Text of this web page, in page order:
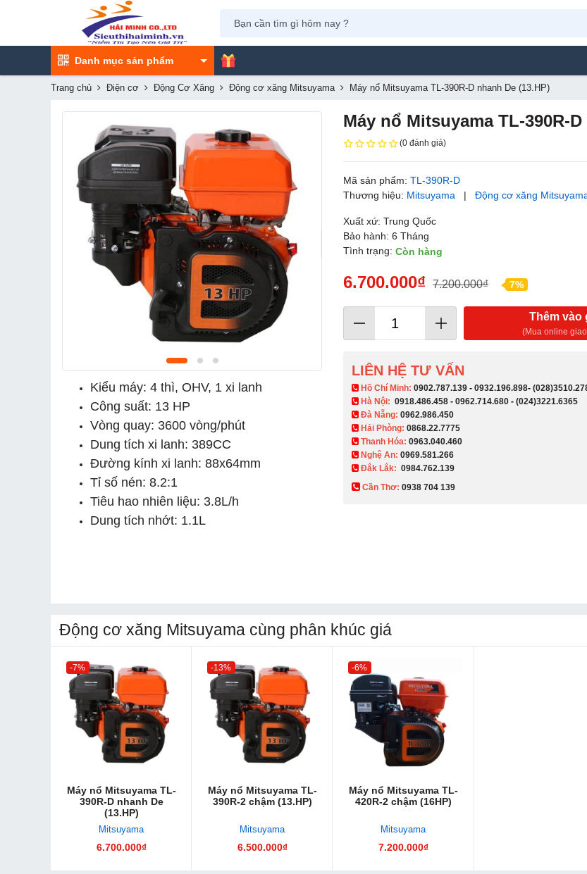
Danh mục sản phẩm Máy
Trang chủ Điện cơ Động Cơ Xăng Động cơ xăng Mitsuyama Máy nổ Mitsuyama TL-390R-D nhanh De (13.HP)
Kiểu máy: 4 thì, OHV, 1 xi lanh
Công suất: 13 HP
Vòng quay: 3600 vòng/phút
Dung tích xi lanh: 389CC
Đường kính xi lanh: 88x64mm
Tỉ số nén: 8.2:1
Tiêu hao nhiên liệu: 3.8L/h
Dung tích nhớt: 1.1L
Máy nổ Mitsuyama TL-390R-
(0 đánh giá)
Mã sản phẩm:TL-390R-D
Thương hiệu: Mitsuyama |Động cơ xăng
Xuất xứ: Trung Quốc
Bảo hành: 6 Tháng
Tình trạng:Còn hàng
6.700.000₫ 7.200.000₫ 7%
Thêm vào
(Mua online
LIÊN HỆ TƯ VẤN
​ Hồ Chí Minh:0902.787.139 -0932.196.898-
Hà Nội:0918.486.458 -0962.714.680 -(024)3221.6365
Đà Nẵng:0962.986.450
Hải Phòng:0868.22.7775
Thanh Hóa:0963.040.460
Nghệ An:0969.581.266
Đắk Lắk: 0984.762.139
Cần Thơ:0938 704 139​
Động cơ xăng Mitsuyama cùng phân khúc giá
-7%
Máy nổ Mitsuyama TL-
390R-D nhanh De
(13.HP)
Mitsuyama
6.700.000₫
-13%
Máy nổ Mitsuyama TL-
390R-2 chậm (13.HP)
Mitsuyama
6.500.000₫
-6%
Máy nổ Mitsuyama TL-
420R-2 chậm (16HP)
Mitsuyama
7.200.000₫